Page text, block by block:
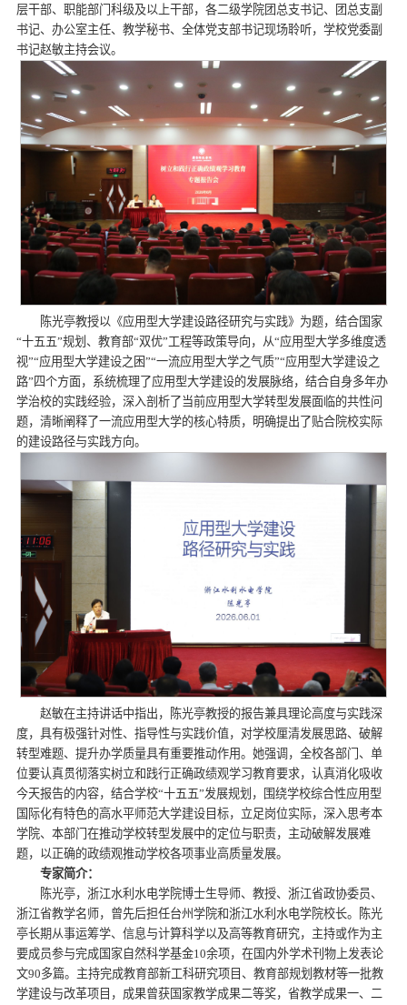
层干部、职能部门科级及以上干部，各二级学院团总支书记、团总支副
书记、办公室主任、教学秘书、全体党支部书记现场聆听，学校党委副
书记赵敏主持会议。
陈光亭教授以《应用型大学建设路径研究与实践》为题，结合国家
“十五五”规划、教育部“双优”工程等政策导向，从“应用型大学多维度透
视”“应用型大学建设之困”“一流应用型大学之气质”“应用型大学建设之
路”四个方面，系统梳理了应用型大学建设的发展脉络，结合自身多年办
学治校的实践经验，深入剖析了当前应用型大学转型发展面临的共性问
题，清晰阐释了一流应用型大学的核心特质，明确提出了贴合院校实际
的建设路径与实践方向。
赵敏在主持讲话中指出，陈光亭教授的报告兼具理论高度与实践深
度，具有极强针对性、指导性与实践价值，对学校厘清发展思路、破解
转型难题、提升办学质量具有重要推动作用。她强调，全校各部门、单
位要认真贯彻落实树立和践行正确政绩观学习教育要求，认真消化吸收
今天报告的内容，结合学校“十五五”发展规划，围绕学校综合性应用型
国际化有特色的高水平师范大学建设目标，立足岗位实际，深入思考本
学院、本部门在推动学校转型发展中的定位与职责，主动破解发展难
题，以正确的政绩观推动学校各项事业高质量发展。
专家简介：
陈光亭，浙江水利水电学院博士生导师、教授、浙江省政协委员、
浙江省教学名师，曾先后担任台州学院和浙江水利水电学院校长。陈光
亭长期从事运筹学、信息与计算科学以及高等教育研究，主持或作为主
要成员参与完成国家自然科学基金10余项，在国内外学术刊物上发表论
文90多篇。主持完成教育部新工科研究项目、教育部规划教材等一批教
学建设与改革项目，成果曾获国家教学成果二等奖，省教学成果一、二